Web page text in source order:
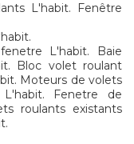
L'habit. Fenêtre
L'habit. Baie
Bloc volet roulant
Moteurs de volets
Fenetre de
roulants existants